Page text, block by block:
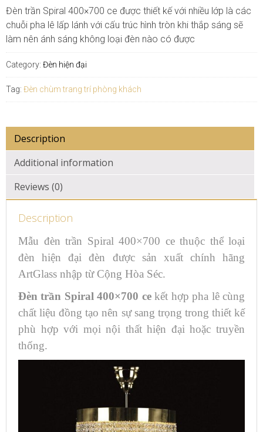
Đèn trần Spiral 400×700 ce được thiết kế với nhiều lớp là các
chuỗi pha lê lấp lánh với cấu trúc hình tròn khi thắp sáng sẽ
làm nên ánh sáng không loại đèn nào có được
Category: Đèn hiện đại
Tag: Đèn chùm trang trí phòng khách
Description
Additional information
Reviews (0)
Description
Mẫu đèn trần Spiral 400×700 ce thuộc thể loại
đèn hiện đại đèn được sản xuất chính hãng
ArtGlass nhập từ Cộng Hòa Séc.
Đèn trần Spiral 400×700 cekết hợp pha lê cùng
chất liệu đồng tạo nên sự sang trọng trong thiết kế
phù hợp với mọi nội thất hiện đại hoặc truyền
thống.